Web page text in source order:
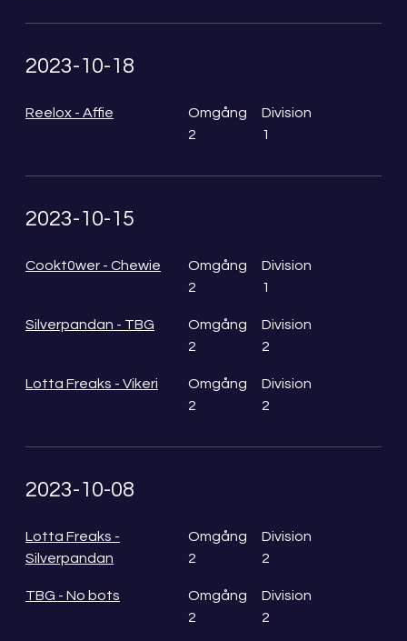
2023-10-18
Reelox - Affie
Omgång
2
Division
1
2023-10-15
Cookt0wer - Chewie
Omgång
2
Division
1
Silverpandan - TBG
Omgång
2
Division
2
Lotta Freaks - Vikeri
Omgång
2
Division
2
2023-10-08
Lotta Freaks -
Silverpandan
Omgång
2
Division
2
TBG - No bots
Omgång
2
Division
2